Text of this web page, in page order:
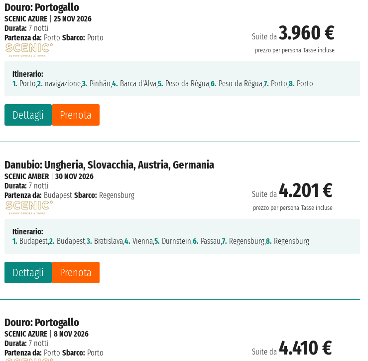
Douro: Portogallo
Suite da3.960 €
prezzo per persona Tasse incluse
Dettagli Prenota
SCENIC AZURE |25 NOV 2026
Durata: 7 notti
Partenza da: Porto Sbarco: Porto
Itinerario:
1. Porto,2. navigazione,3. Pinhão,4. Barca d'Alva,5. Peso da Régua,6. Peso da Régua,7. Porto,8. Porto
Danubio: Ungheria, Slovacchia, Austria, Germania
Suite da4.201 €
prezzo per persona Tasse incluse
Dettagli Prenota
SCENIC AMBER|30 NOV 2026
Durata: 7 notti
Partenza da: Budapest Sbarco: Regensburg
Itinerario:
1. Budapest,2. Budapest,3. Bratislava,4. Vienna,5. Durnstein,6. Passau,7. Regensburg,8. Regensburg
Douro: Portogallo
Suite da4.410 €
SCENIC AZURE |8 NOV 2026
Durata: 7 notti
Partenza da: Porto Sbarco: Porto